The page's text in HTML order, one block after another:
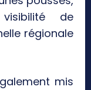
de
régionale
mis